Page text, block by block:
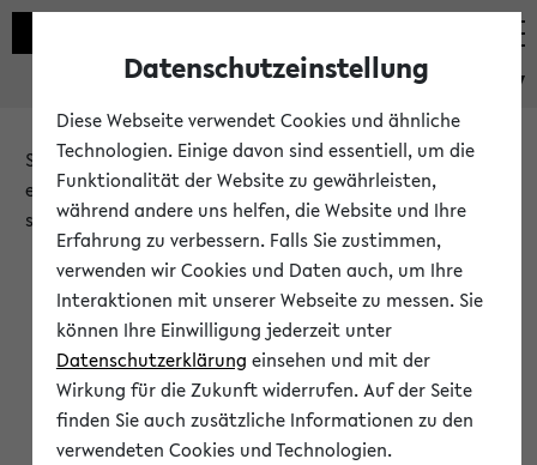
eKVV
Sie möchten auf eine eKVV Funktion zugreifen, die Ihnen
erst nach einer Anmeldung am System zur Verfügung
steht.
Bitte melden Sie sich an:
Anmeldung am eKVV
Datenschutzeinstellung
Diese Webseite verwendet Cookies und ähnliche
Technologien. Einige davon sind essentiell, um die
Funktionalität der Website zu gewährleisten,
während andere uns helfen, die Website und Ihre
Erfahrung zu verbessern. Falls Sie zustimmen,
verwenden wir Cookies und Daten auch, um Ihre
Interaktionen mit unserer Webseite zu messen. Sie
können Ihre Einwilligung jederzeit unter
Datenschutzerklärung einsehen und mit der
Wirkung für die Zukunft widerrufen. Auf der Seite
finden Sie auch zusätzliche Informationen zu den
verwendeten Cookies und Technologien.